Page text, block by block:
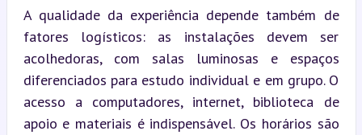
A qualidade da experiência depende também de
fatores logísticos: as instalações devem ser
acolhedoras, com salas luminosas e espaços
diferenciados para estudo individual e em grupo. O
acesso a computadores, internet, biblioteca de
apoio e materiais é indispensável. Os horários são